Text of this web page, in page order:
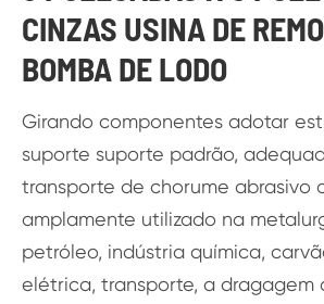
CINZAS USINA DE
BOMBA DE LODO
Girando componentes adotar
suporte suporte padrão,
transporte de chorume abrasivo
amplamente utilizado na
petróleo, indústria química,
elétrica, transporte, a dragagem